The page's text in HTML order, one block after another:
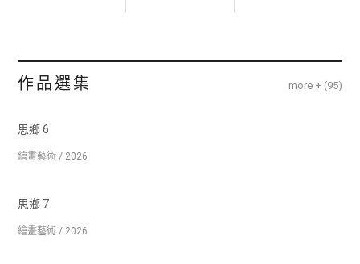
美、亞洲多國。作品為多所美術館、宗教文化機構與私人收
格，以表彰其於當代藝術領域的卓越成就與國際文化影響
力。
作品選集 more + (95)
思鄉 6
繪畫藝術 / 2026
思鄉 7
繪畫藝術 / 2026